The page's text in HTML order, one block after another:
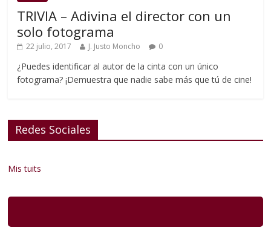
TRIVIA – Adivina el director con un
solo fotograma
22 julio, 2017 J. Justo Moncho 0
¿Puedes identificar al autor de la cinta con un único
fotograma? ¡Demuestra que nadie sabe más que tú de cine!
Redes Sociales
Mis tuits